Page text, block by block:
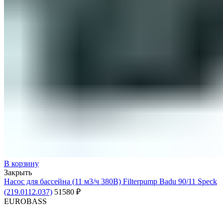
В корзину
Закрыть
Насос для бассейна (11 м3/ч 380В) Filterpump Badu 90/11 Speck
(219.0112.037) 51580 ₽
EUROBASS